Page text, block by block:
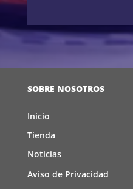
SOBRE NOSOTROS
Inicio
Tienda
Noticias
Aviso de Privacidad